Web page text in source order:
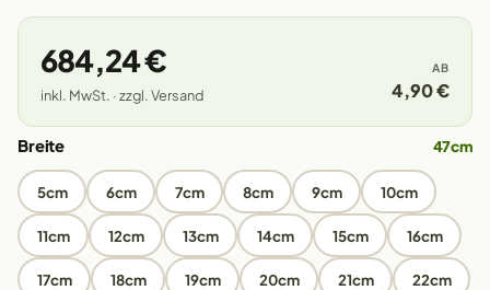
684,24 €
inkl. MwSt. · zzgl. Versand
AB
4,90 €
Breite 47cm
5cm 6cm 7cm 8cm 9cm 10cm
11cm 12cm 13cm 14cm 15cm 16cm
17cm 18cm 19cm 20cm 21cm 22cm